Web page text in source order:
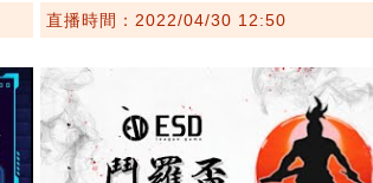
直播時間：2022/04/30 12:50